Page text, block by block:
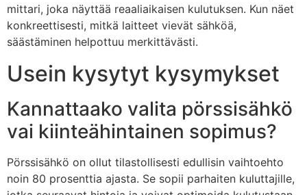
mittari, joka näyttää reaaliaikaisen kulutuksen. Kun näet
konkreettisesti, mitkä laitteet vievät sähköä,
säästäminen helpottuu merkittävästi.
Usein kysytyt kysymykset
Kannattaako valita pörssisähkö
vai kiinteähintainen sopimus?
Pörssisähkö on ollut tilastollisesti edullisin vaihtoehto
noin 80 prosenttia ajasta. Se sopii parhaiten kuluttajille,